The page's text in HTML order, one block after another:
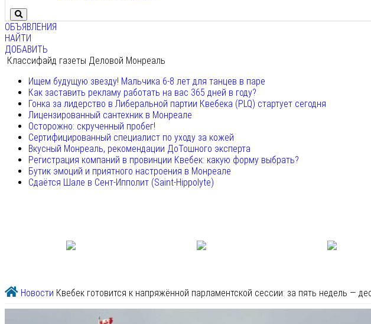
ОБЪЯВЛЕНИЯ
НАЙТИ
ДОБАВИТЬ
Классифайд газеты Деловой Монреаль
Ищем будущую звезду! Мальчика 6-8 лет для танцев в паре
Как заставить рекламу работать на вас 365 дней в году?
Гонка за лидерство в Либеральной партии Квебека (PLQ) стартует сегодня
Лицензированный сантехник в Монреале
Осторожно: скрученный пробег!
Сертифицированный специалист по уходу за кожей
Вкусный Монреаль, рекомендации ДоТошного эксперта
Регистрация компаний в провинции Квебек: какую форму выбрать?
Бутик эмоций и приятного настроения в Монреале
Сдаётся Шале в Сент-Ипполит (Saint-Hippolyte)
Новости Квебек готовится к напряжённой парламентской сессии: за пять недель —